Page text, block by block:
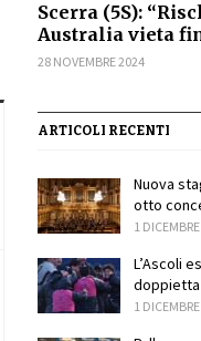
Scerra (5S):
Australia vieta
28 NOVEMBRE 2024
ARTICOLI RECENTI
Nuova
otto
1
L’Ascoli
doppietta
1